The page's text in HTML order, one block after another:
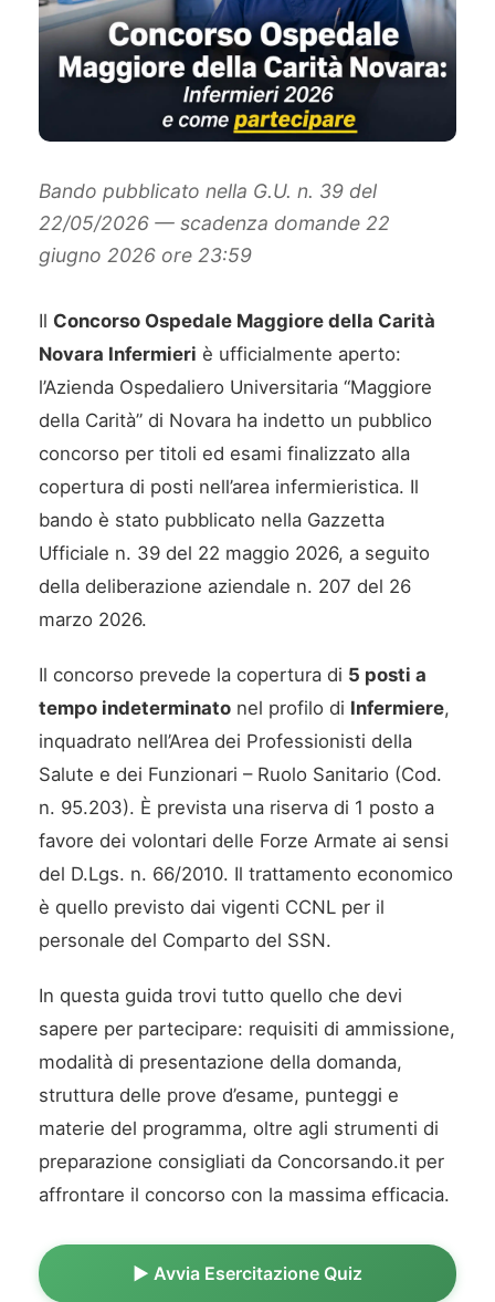
Bando pubblicato nella G.U. n. 39 del
22/05/2026 — scadenza domande 22
giugno 2026 ore 23:59
Il Concorso Ospedale Maggiore della Carità
Novara Infermieri è ufficialmente aperto:
l’Azienda Ospedaliero Universitaria “Maggiore
della Carità” di Novara ha indetto un pubblico
concorso per titoli ed esami finalizzato alla
copertura di posti nell’area infermieristica. Il
bando è stato pubblicato nella Gazzetta
Ufficiale n. 39 del 22 maggio 2026, a seguito
della deliberazione aziendale n. 207 del 26
marzo 2026.
Il concorso prevede la copertura di 5 posti a
tempo indeterminato nel profilo di Infermiere,
inquadrato nell’Area dei Professionisti della
Salute e dei Funzionari – Ruolo Sanitario (Cod.
n. 95.203). È prevista una riserva di 1 posto a
favore dei volontari delle Forze Armate ai sensi
del D.Lgs. n. 66/2010. Il trattamento economico
è quello previsto dai vigenti CCNL per il
personale del Comparto del SSN.
In questa guida trovi tutto quello che devi
sapere per partecipare: requisiti di ammissione,
modalità di presentazione della domanda,
struttura delle prove d’esame, punteggi e
materie del programma, oltre agli strumenti di
preparazione consigliati da Concorsando.it per
affrontare il concorso con la massima efficacia.
▶️ Avvia Esercitazione Quiz